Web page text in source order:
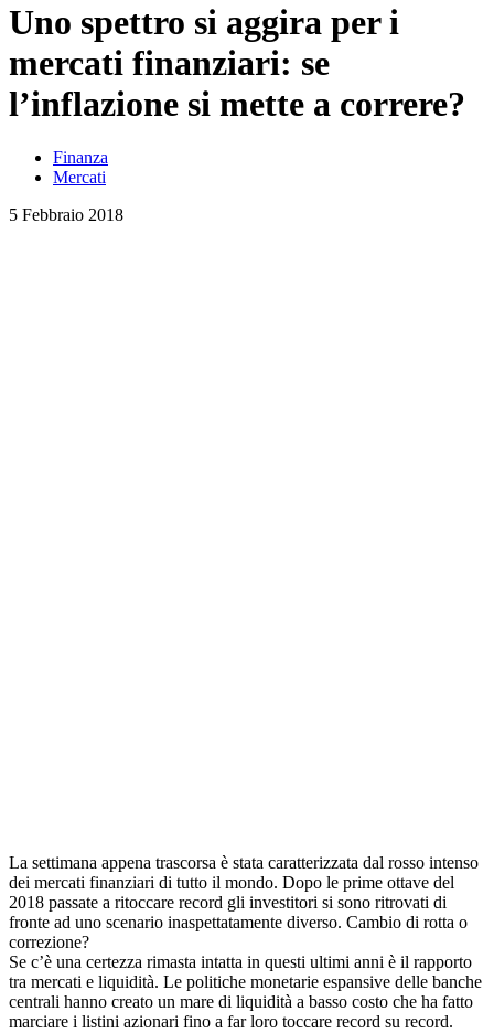
Uno spettro si aggira per i
mercati finanziari: se
l’inflazione si mette a correre?
Finanza
Mercati
5 Febbraio 2018
La settimana appena trascorsa è stata caratterizzata dal rosso intenso
dei mercati finanziari di tutto il mondo. Dopo le prime ottave del
2018 passate a ritoccare record gli investitori si sono ritrovati di
fronte ad uno scenario inaspettatamente diverso. Cambio di rotta o
correzione?
Se c’è una certezza rimasta intatta in questi ultimi anni è il rapporto
tra mercati e liquidità. Le politiche monetarie espansive delle banche
centrali hanno creato un mare di liquidità a basso costo che ha fatto
marciare i listini azionari fino a far loro toccare record su record.